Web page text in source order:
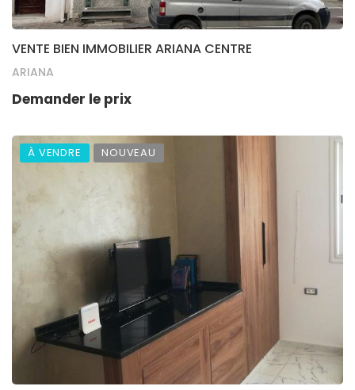
VENTE BIEN IMMOBILIER ARIANA CENTRE
ARIANA
Demander le prix
À VENDRE NOUVEAU